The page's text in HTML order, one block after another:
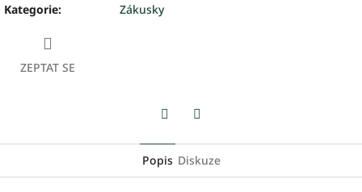
Kategorie: Zákusky
ZEPTAT SE
Popis Diskuze